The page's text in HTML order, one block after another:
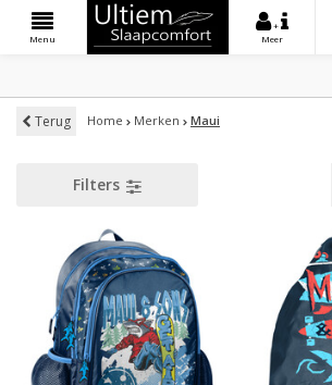
Menu
+
Meer
Terug Home Merken Maui
Filters